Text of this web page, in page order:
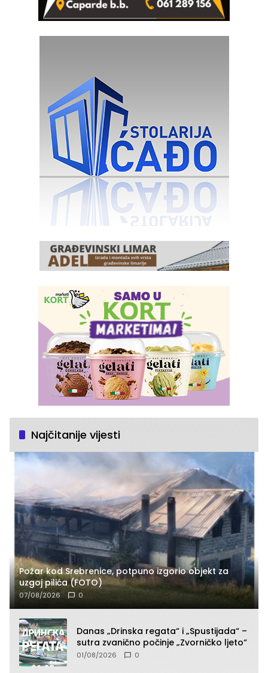
Najčitanije vijesti
Požar kod Srebrenice, potpuno izgorio objekt za
uzgoj pilića (FOTO)
07/08/2026 0
Danas „Drinska regata“ i „Spustijada“ –
sutra zvanično počinje „Zvorničko ljeto“
01/08/2026 0